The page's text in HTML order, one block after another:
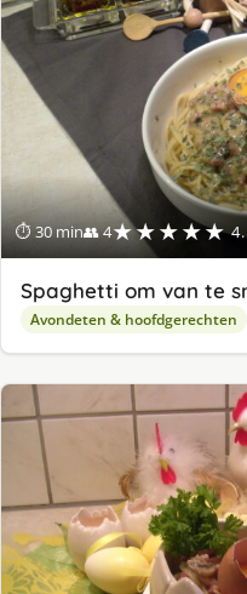
⏱ 30 min👥 4★★★★★
Spaghetti om van te
Avondeten & hoofdgerechten